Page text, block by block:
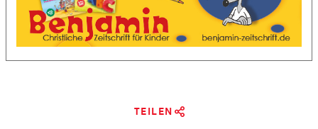
TEILEN